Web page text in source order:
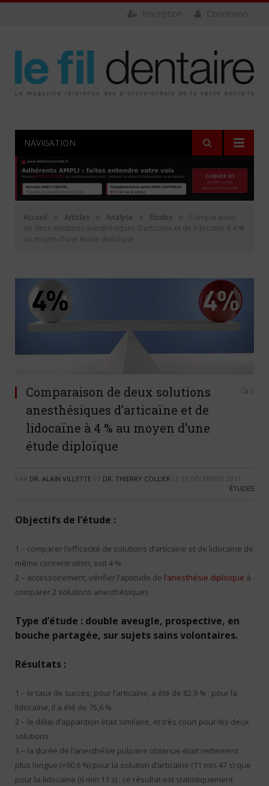
Connexion
Inscription
NAVIGATION
Accueil » Articles » Analyse » Études »
Comparaison
de deux solutions anesthésiques d’articaïne et de lidocaïne à 4 %
au moyen d’une étude diploïque
Comparaison de deux solutions
anesthésiques d’articaïne et de
lidocaïne à 4 % au moyen d’une
étude diploïque
0
PAR DR. ALAIN VILLETTE ET DR. THIERRY COLLIER LE
15 DÉCEMBRE 2011
ÉTUDES
Objectifs de l’étude :
1 – comparer l’efficacité de solutions d’articaïne et de lidocaïne de
même concentration, soit 4 %
2 – accessoirement, vérifier l’aptitude de l’anesthésie diploïque à
comparer 2 solutions anesthésiques
Type d’étude : double aveugle, prospective, en
bouche partagée, sur sujets sains volontaires.
Résultats :
1 – le taux de succès, pour l’articaïne, a été de 82,9 % ; pour la
lidocaïne, il a été de 75,6 %
2 – le délai d’apparition était similaire, et très court pour les deux
solutions
3 – la durée de l’anesthésie pulpaire obtenue était nettement
plus longue (+90,6 %) pour la solution d’articaïne (11 min 47 s) que
pour la lidocaïne (6 min 11 s) : ce résultat est statistiquement